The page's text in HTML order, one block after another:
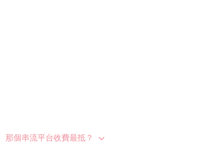
那個串流平台收費最抵？